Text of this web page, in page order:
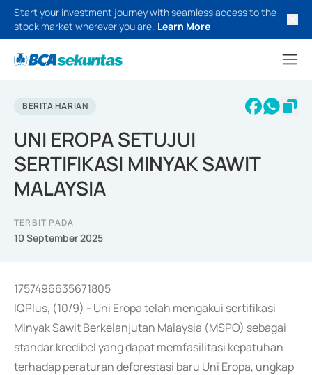
Start your investment journey with seamless access to the
stock market wherever you are. Learn More
BERITA HARIAN
UNI EROPA SETUJUI
SERTIFIKASI MINYAK SAWIT
MALAYSIA
TERBIT PADA
10 September 2025
1757496635671805
IQPlus, (10/9) - Uni Eropa telah mengakui sertifikasi
Minyak Sawit Berkelanjutan Malaysia (MSPO) sebagai
standar kredibel yang dapat memfasilitasi kepatuhan
terhadap peraturan deforestasi baru Uni Eropa, ungkap